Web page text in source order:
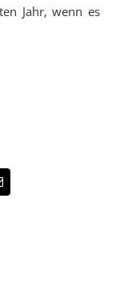
Jahr, wenn es